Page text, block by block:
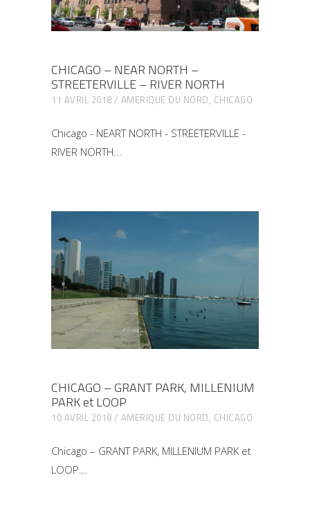
CHICAGO – NEAR NORTH –
STREETERVILLE – RIVER NORTH
11 AVRIL 2018 AMERIQUE DU NORD, CHICAGO
Chicago - NEART NORTH - STREETERVILLE -
RIVER NORTH
CHICAGO – GRANT PARK, MILLENIUM
PARK et LOOP
10 AVRIL 2018 AMERIQUE DU NORD, CHICAGO
Chicago – GRANT PARK, MILLENIUM PARK et
LOOP